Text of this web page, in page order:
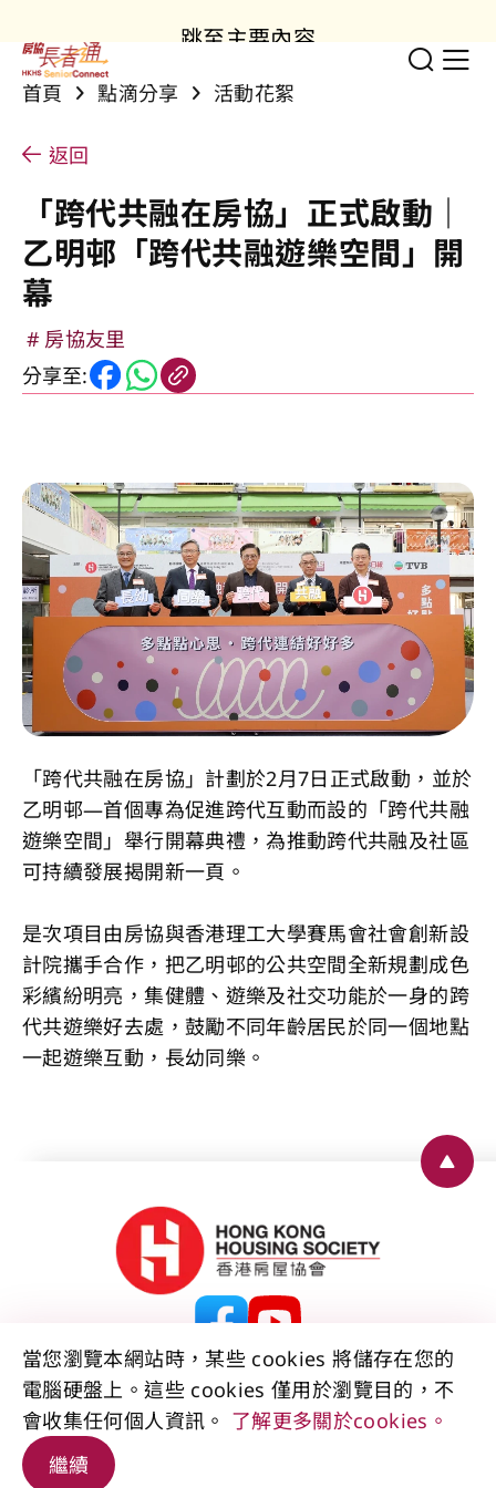
跳至主要內容
切換
顯
首頁 點滴分享 活動花絮
返回
「跨代共融在房協」正式啟動｜
乙明邨「跨代共融遊樂空間」開
幕
房協友里
分享至:
「跨代共融在房協」計劃於2月7日正式啟動，並於
乙明邨—首個專為促進跨代互動而設的「跨代共融
遊樂空間」舉行開幕典禮，為推動跨代共融及社區
可持續發展揭開新一頁。
是次項目由房協與香港理工大學賽馬會社會創新設
計院攜手合作，把乙明邨的公共空間全新規劃成色
彩繽紛明亮，集健體、遊樂及社交功能於一身的跨
代共遊樂好去處，鼓勵不同年齡居民於同一個地點
一起遊樂互動，長幼同樂。
聯絡我們免責聲明版權公告私隱政策聲明
資料公開聲明 無障礙聲明網站地圖
當您瀏覽本網站時，某些 cookies 將儲存在您的
電腦硬盤上。這些 cookies 僅用於瀏覽目的，不
會收集任何個人資訊。 了解更多關於cookies。
繼續